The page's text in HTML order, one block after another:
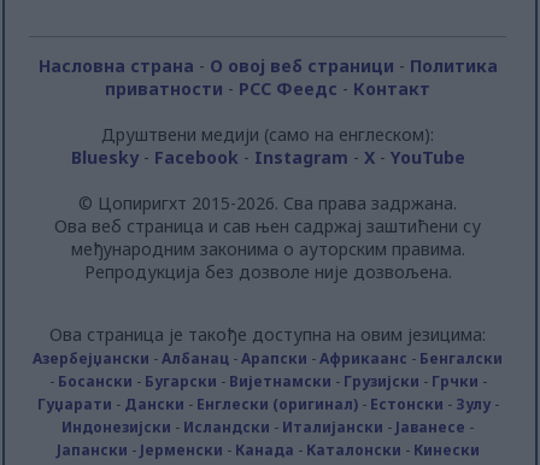
Насловна страна - О овој веб страници - Политика
приватности - РСС Феедс - Контакт
Друштвени медији (само на енглеском):
Bluesky- Facebook - Instagram - X- YouTube
© Цопиригхт 2015-2026. Сва права задржана.
Ова веб страница и сав њен садржај заштићени су
међународним законима о ауторским правима.
Репродукција без дозволе није дозвољена.
Ова страница је такође доступна на овим језицима:
Азербејџански -Албанац -Арапски -Африкаанс - Бенгалски
- Босански - Бугарски - Вијетнамски - Грузијски - Грчки -
Гуџарати - Дански - Енглески (оригинал)- Естонски - Зулу-
Индонезијски - Исландски - Италијански -Јаванесе -
Јапански -Јерменски - Канада - Каталонски - Кинески